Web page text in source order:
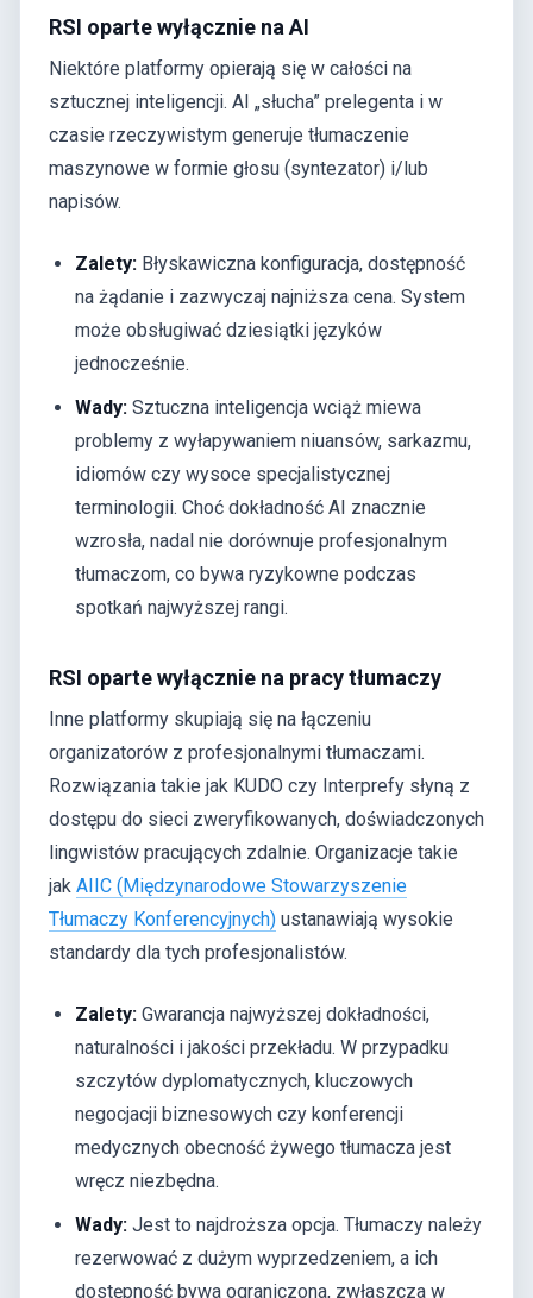
RSI oparte wyłącznie na AI
Niektóre platformy opierają się w całości na
sztucznej inteligencji. AI „słucha” prelegenta i w
czasie rzeczywistym generuje tłumaczenie
maszynowe w formie głosu (syntezator) i/lub
napisów.
Zalety: Błyskawiczna konfiguracja, dostępność
na żądanie i zazwyczaj najniższa cena. System
może obsługiwać dziesiątki języków
jednocześnie.
Wady: Sztuczna inteligencja wciąż miewa
problemy z wyłapywaniem niuansów, sarkazmu,
idiomów czy wysoce specjalistycznej
terminologii. Choć dokładność AI znacznie
wzrosła, nadal nie dorównuje profesjonalnym
tłumaczom, co bywa ryzykowne podczas
spotkań najwyższej rangi.
RSI oparte wyłącznie na pracy tłumaczy
Inne platformy skupiają się na łączeniu
organizatorów z profesjonalnymi tłumaczami.
Rozwiązania takie jak KUDO czy Interprefy słyną z
dostępu do sieci zweryfikowanych, doświadczonych
lingwistów pracujących zdalnie. Organizacje takie
jak AIIC (Międzynarodowe Stowarzyszenie
Tłumaczy Konferencyjnych) ustanawiają wysokie
standardy dla tych profesjonalistów.
Zalety: Gwarancja najwyższej dokładności,
naturalności i jakości przekładu. W przypadku
szczytów dyplomatycznych, kluczowych
negocjacji biznesowych czy konferencji
medycznych obecność żywego tłumacza jest
wręcz niezbędna.
Wady: Jest to najdroższa opcja. Tłumaczy należy
rezerwować z dużym wyprzedzeniem, a ich
dostępność bywa ograniczona, zwłaszcza w